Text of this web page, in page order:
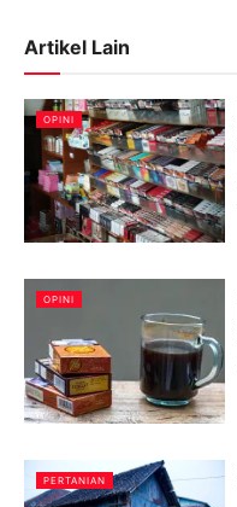
Artikel Lain
OPINI
OPINI
PERTANIAN